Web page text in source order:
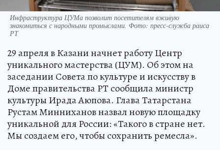
Инфраструктура ЦУМа позволит посетителям вживую
знакомиться с народными промыслами. Фото: пресс-служба раиса
РТ
29 апреля в Казани начнет работу Центр
уникального мастерства (ЦУМ). Об этом на
заседании Совета по культуре и искусству в
Доме правительства РТ сообщила министр
культуры Ирада Аюпова. Глава Татарстана
Рустам Минниханов назвал новую площадку
уникальной для России: «Такого в стране нет.
Мы создаем его, чтобы сохранить ремесла».